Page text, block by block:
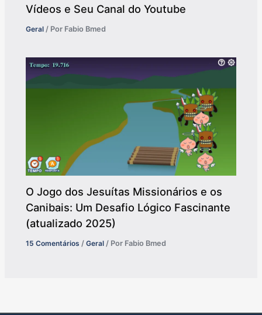
Vídeos e Seu Canal do Youtube
Geral / Por Fabio Bmed
O Jogo dos Jesuítas Missionários e os
Canibais: Um Desafio Lógico Fascinante
(atualizado 2025)
15 Comentários /Geral / Por Fabio Bmed